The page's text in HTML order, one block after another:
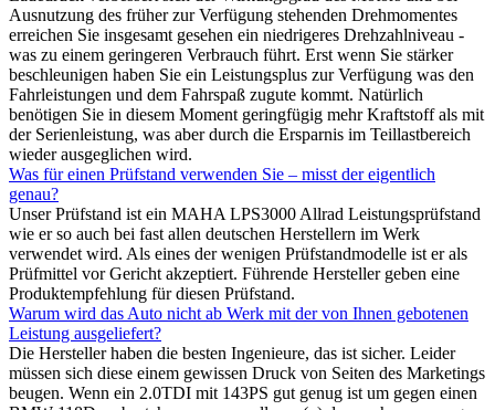
Ausnutzung des früher zur Verfügung stehenden Drehmomentes
erreichen Sie insgesamt gesehen ein niedrigeres Drehzahlniveau -
was zu einem geringeren Verbrauch führt. Erst wenn Sie stärker
beschleunigen haben Sie ein Leistungsplus zur Verfügung was den
Fahrleistungen und dem Fahrspaß zugute kommt. Natürlich
benötigen Sie in diesem Moment geringfügig mehr Kraftstoff als mit
der Serienleistung, was aber durch die Ersparnis im Teillastbereich
wieder ausgeglichen wird.
Was für einen Prüfstand verwenden Sie – misst der eigentlich
genau?
Unser Prüfstand ist ein MAHA LPS3000 Allrad Leistungsprüfstand
wie er so auch bei fast allen deutschen Herstellern im Werk
verwendet wird. Als eines der wenigen Prüfstandmodelle ist er als
Prüfmittel vor Gericht akzeptiert. Führende Hersteller geben eine
Produktempfehlung für diesen Prüfstand.
Warum wird das Auto nicht ab Werk mit der von Ihnen gebotenen
Leistung ausgeliefert?
Die Hersteller haben die besten Ingenieure, das ist sicher. Leider
müssen sich diese einem gewissen Druck von Seiten des Marketings
beugen. Wenn ein 2.0TDI mit 143PS gut genug ist um gegen einen